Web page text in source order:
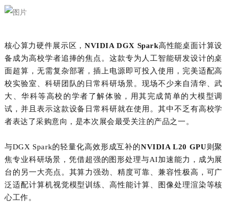
核心算力硬件展示区 ，NVIDIA DGX Spark高性能桌面计算设
备成为高校学者追捧的焦点。这款专为人工智能研发设计的桌
面超算，无需复杂部署，插上电源即可投入使用，完美适配高
校实验室、科研团队的日常科研场景。现场不少来自清华、武
大、华科等高校的学者了解体验，用其完成简单的大模型调
试，并且表示这款设备日常科研就在使用。其中不乏有高校学
者表达了采购意向，是本次展会最受关注的产品之一。
与DGX Spark的轻量化高效形成互补的NVIDIA L20 GPU则聚
焦专业科研场景，凭借超强的图形处理与AI加速能力，成为展
台的另一大亮点。其算力强劲、精度可靠、兼容性极高，可广
泛适配计算机视觉模型训练、高性能计算、图像处理渲染等核
心工作。